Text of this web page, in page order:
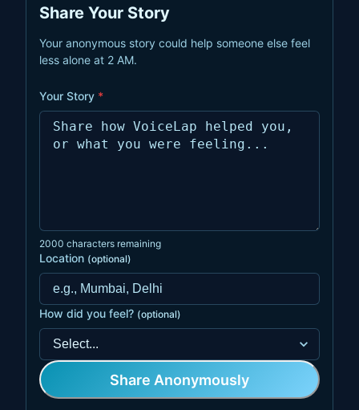
Share Your Story
Your anonymous story could help someone else feel
less alone at 2 AM.
Your Story *
2000 characters remaining
Location (optional)
How did you feel? (optional)
Share Anonymously